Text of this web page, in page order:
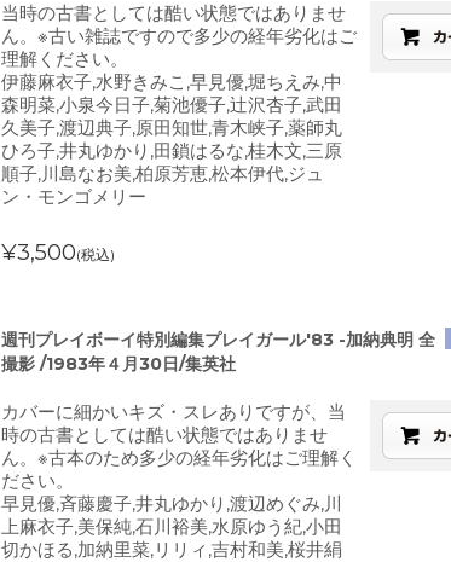
当時の古書としては酷い状態ではありませ
ん。※古い雑誌ですので多少の経年劣化はご
理解ください。
伊藤麻衣子,水野きみこ,早見優,堀ちえみ,中
森明菜,小泉今日子,菊池優子,辻沢杏子,武田
久美子,渡辺典子,原田知世,青木峡子,薬師丸
ひろ子,井丸ゆかり,田鎖はるな,桂木文,三原
順子,川島なお美,柏原芳恵,松本伊代,ジュ
ン・モンゴメリー
¥3,500(税込)
週刊プレイボーイ特別編集プレイガール'83 -加納典明 全
撮影 /1983年４月30日/集英社
カバーに細かいキズ・スレありですが、当
時の古書としては酷い状態ではありませ
ん。※古本のため多少の経年劣化はご理解く
ださい。
早見優,斉藤慶子,井丸ゆかり,渡辺めぐみ,川
上麻衣子,美保純,石川裕美,水原ゆう紀,小田
切かほる,加納里菜,リリィ,吉村和美,桜井絹